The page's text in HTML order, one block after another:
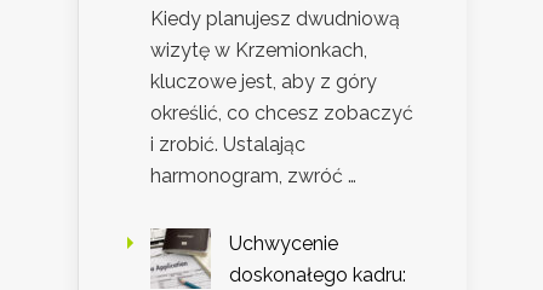
Kiedy planujesz dwudniową
wizytę w Krzemionkach,
kluczowe jest, aby z góry
określić, co chcesz zobaczyć
i zrobić. Ustalając
harmonogram, zwróć …
Uchwycenie
doskonałego kadru: